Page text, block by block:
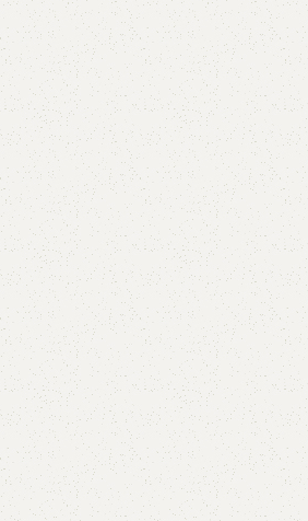
PJ PJ
SPB
XPZ ZX